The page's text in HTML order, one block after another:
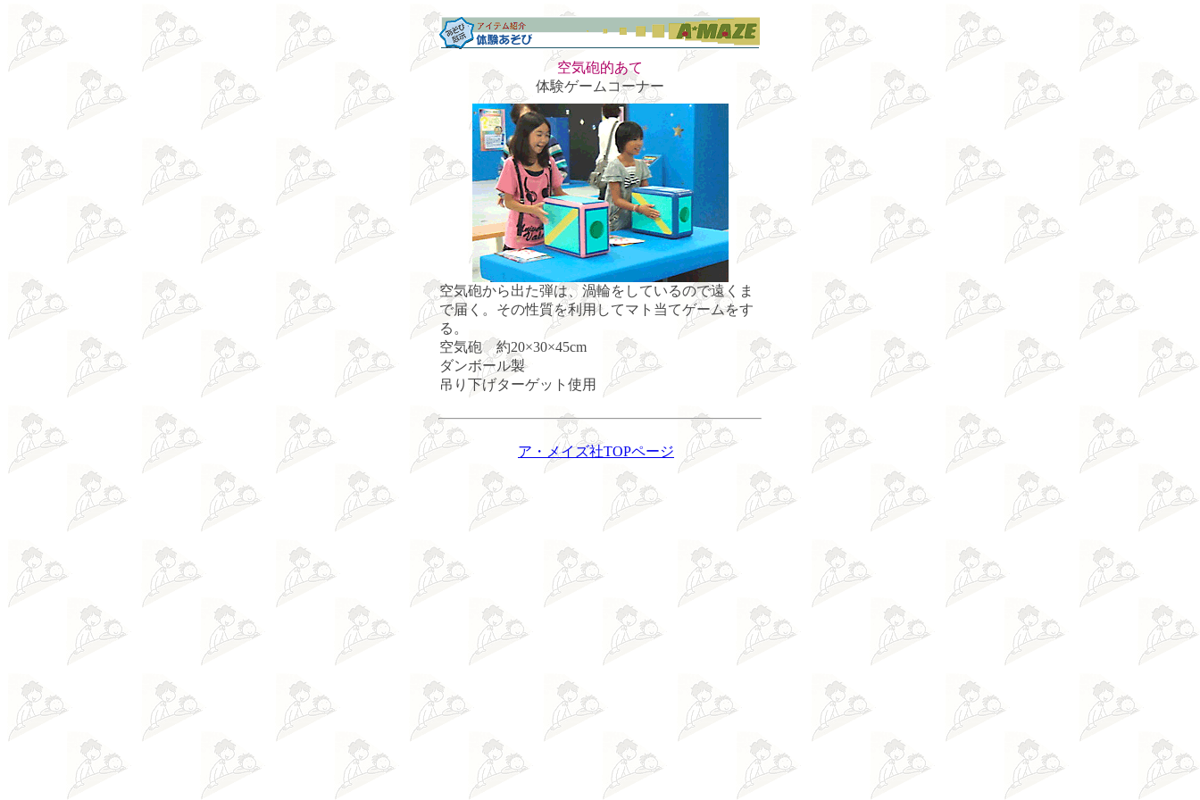
空気砲的あて
体験ゲームコーナー
空気砲から出た弾は、渦輪をしているので遠くま
で届く。その性質を利用してマト当てゲームをす
る。
空気砲 約20×30×45cm
ダンボール製
吊り下げターゲット使用
ア・メイズ社TOPページ